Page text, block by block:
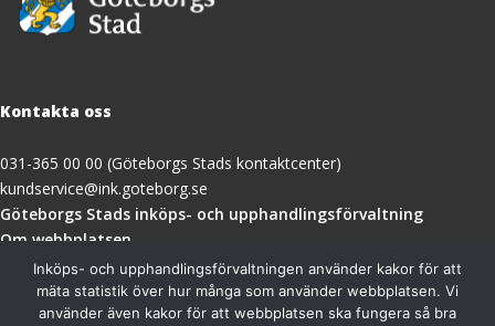
Kontakta oss
031-365 00 00 (Göteborgs Stads kontaktcenter)
kundservice@ink.goteborg.se
Göteborgs Stads inköps- och upphandlingsförvaltning(öppnas
nytt
fönster)
Om webbplatsen
Tillgänglighetsredogörelse
Besöksadress
Inköps- och upphandlingsförvaltningen använder kakor för att
mäta statistik över hur många som använder webbplatsen. Vi
använder även kakor för att webbplatsen ska fungera så bra